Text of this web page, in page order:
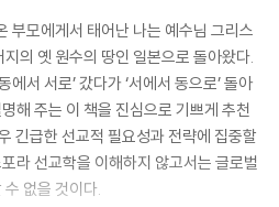
회의 사명 중에서
곡을 오가며 유입되는 이주민이 늘어나
과 공동체를 향한 갈망이 전에 없이 뚜
인간의 이러한 필요를 해결할 수 있는
이다.
회의 사명 중에서
주제를 나타낸다. 독자들은 농사의 비
자와 편집자는 지구 또는 이 세상 전체를
나의 거대한 농장이나 밭으로 표현한
로 쓰이고 있다. 나라는 사람과 민족을,
의 여러 나라는 마치 여러 국가에 흩어
하나님의 나라라는 한 도시이자 하나님
곳으로 모으기 위해서다. 간단히 말해
의 국민, 창의적 접근 국가의 국민 또 기
한 적개심을 가진 특정 국가의 국민이거
없어서 평생 복음을 들을 수 없었던 이
굴러들어 온’ 이들의 수가 우리가 사는
부모에게서 태어난 나는 예수님 그리스
의 옛 원수의 땅인 일본으로 돌아왔다.
에서 서로’ 갔다가 ‘서에서 동으로’ 돌아
해 주는 이 책을 진심으로 기쁘게 추천
긴급한 선교적 필요성과 전략에 집중할
라 선교학을 이해하지 않고서는 글로벌
없을 것이다.